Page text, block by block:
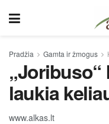
Pradžia Gamta ir žmogus
„Joribuso“
laukia
www.alkas.lt